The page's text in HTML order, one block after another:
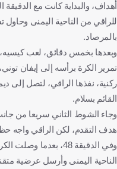
أهداف، والبداية كانت مع
للراقي من الناحية اليمنى وحاول
بالمرصاد.
وبعدها بخمس دقائق، لعب
تمرير الكرة برأسه إلى إيفان
ركنية، نفذها الراقي، لتصل إلى
القائم بسلام.
وجاء الشوط الثاني سريعا من
هدف التقدم، لكن الراقي واجه
وفي الدقيقة 48،
الناحية اليمنى وأرسل عرضية